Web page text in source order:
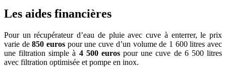
Les aides financières
Pour un récupérateur d’eau de pluie avec cuve à enterrer, le prix
varie de850 euros pour une cuve d’un volume de 1 600 litres avec
une filtration simple à 4 500 eurospour une cuve de 6 500 litres
avec filtration optimisée et pompe en inox.